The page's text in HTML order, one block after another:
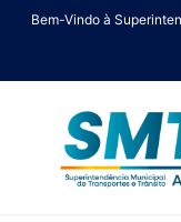
Bem-Vindo à